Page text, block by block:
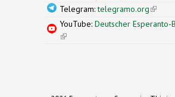
Telegram:telegramo.org(link is
YouTube: Deutscher Esperanto-
(link is external)